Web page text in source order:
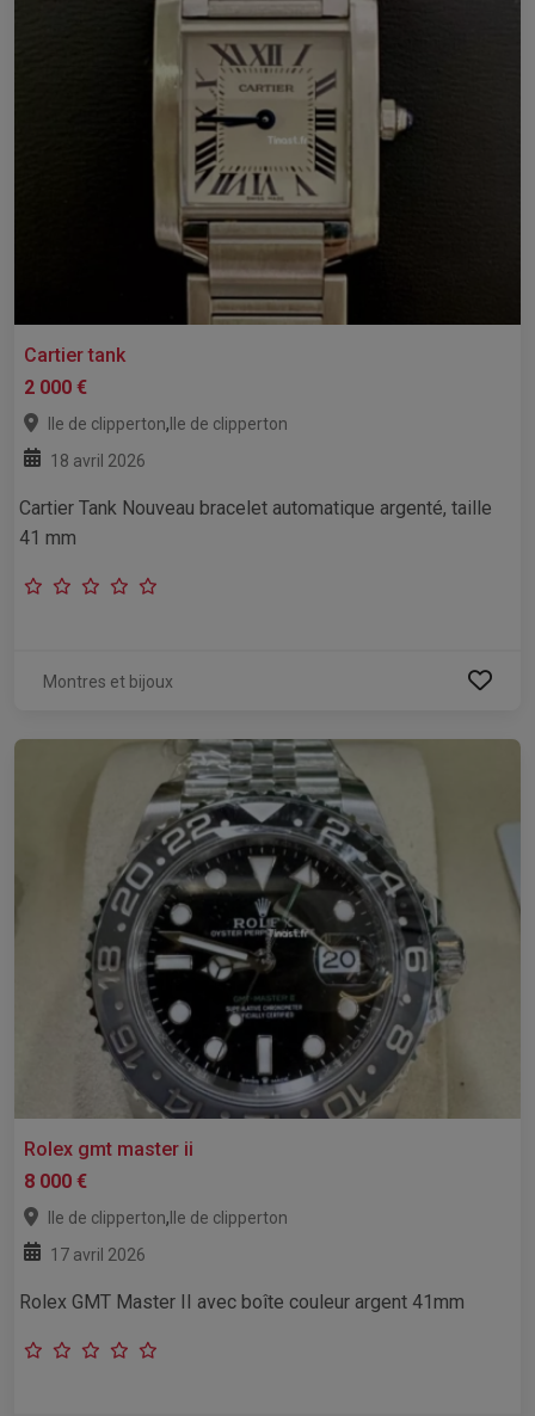
Cartier tank
2 000 €
Ile de clipperton, Ile de clipperton
18 avril 2026
Cartier Tank Nouveau bracelet automatique argenté, taille
41 mm
Montres et bijoux
Rolex gmt master ii
8 000 €
Ile de clipperton, Ile de clipperton
17 avril 2026
Rolex GMT Master II avec boîte couleur argent 41mm